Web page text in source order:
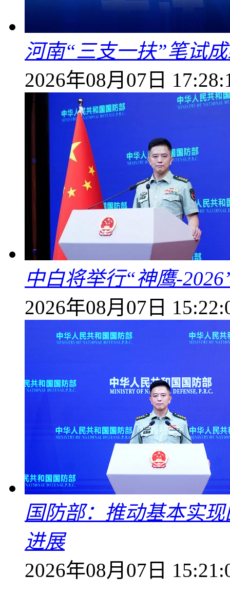
河南“三支一扶”笔试
2026年08月07日
中白将举行“神鹰-
2026年08月07日
国防部：推动基本实
进展
2026年08月07日